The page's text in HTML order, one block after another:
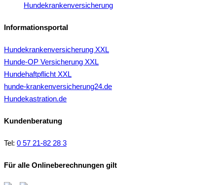
Hundekrankenversicherung
Informationsportal
Hundekrankenversicherung XXL
Hunde-OP Versicherung XXL
Hundehaftpflicht XXL
hunde-krankenversicherung24.de
Hundekastration.de
Kundenberatung
Tel: 0 57 21-82 28 3
Für alle Onlineberechnungen gilt